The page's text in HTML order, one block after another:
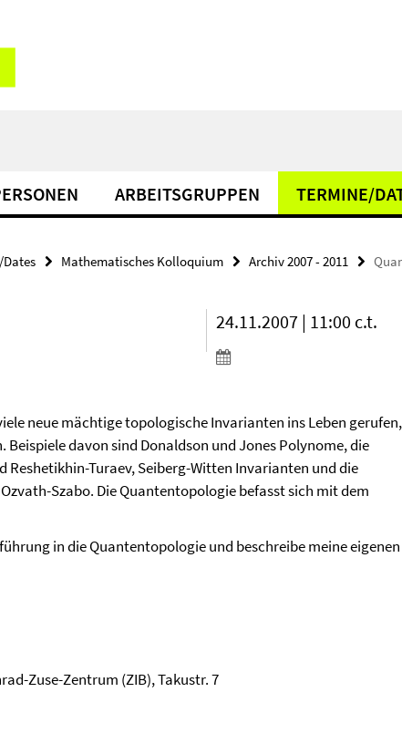
ARBEITSGRUPPEN TERMINE/
Mathematisches Kolloquium Archiv 2007 - 2011
24.11.2007 | 11:00 c.t.
neue mächtige topologische Invarianten ins Leben gerufen,
davon sind Donaldson und Jones Polynome, die
Turaev, Seiberg-Witten Invarianten und die
Szabo. Die Quantentopologie befasst sich mit dem
in die Quantentopologie und beschreibe meine eigenen
Zuse-Zentrum (ZIB), Takustr. 7